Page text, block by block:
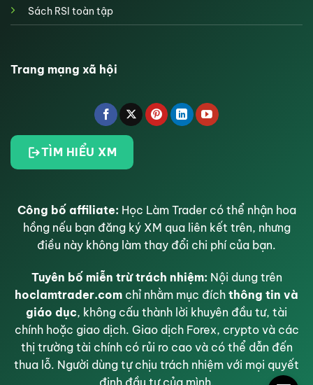
Sách RSI toàn tập
Trang mạng xã hội
TÌM HIỂU XM
Công bố affiliate: Học Làm Trader có thể nhận hoa
hồng nếu bạn đăng ký XM qua liên kết trên, nhưng
điều này không làm thay đổi chi phí của bạn.
Tuyên bố miễn trừ trách nhiệm: Nội dung trên
hoclamtrader.com chỉ nhằm mục đích thông tin và
giáo dục, không cấu thành lời khuyên đầu tư, tài
chính hoặc giao dịch. Giao dịch Forex, crypto và các
thị trường tài chính có rủi ro cao và có thể dẫn đến
thua lỗ. Người dùng tự chịu trách nhiệm với mọi quyết
định đầu tư của mình.